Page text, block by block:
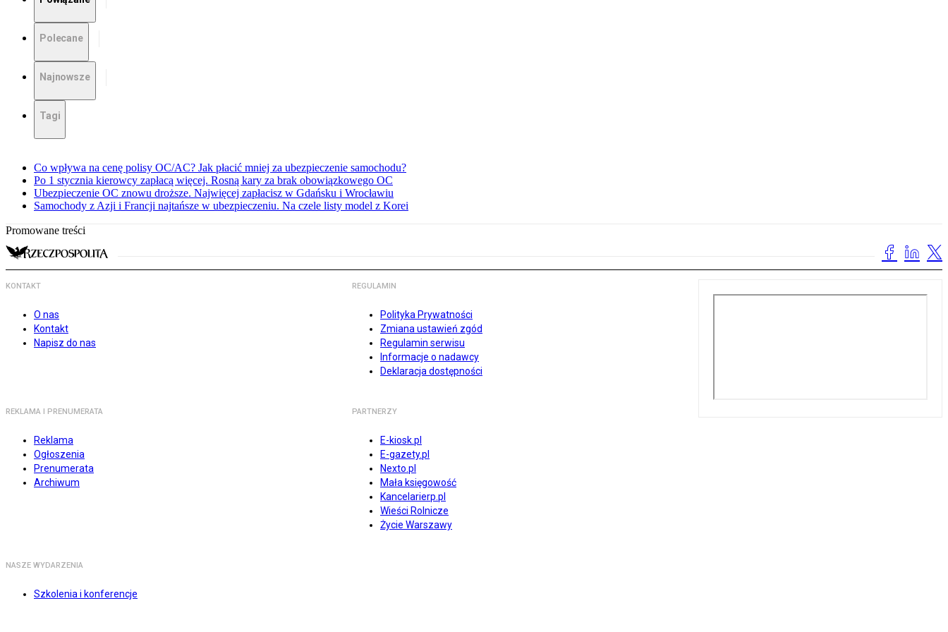
Polecane
Najnowsze
Tagi
Co wpływa na cenę polisy OC/AC? Jak płacić mniej za ubezpieczenie samochodu?
Po 1 stycznia kierowcy zapłacą więcej. Rosną kary za brak obowiązkowego OC
Ubezpieczenie OC znowu droższe. Najwięcej zapłacisz w Gdańsku i Wrocławiu
Samochody z Azji i Francji najtańsze w ubezpieczeniu. Na czele listy model z Korei
Promowane treści
KONTAKT
O nas
Kontakt
Napisz do nas
REGULAMIN
Polityka Prywatności
Zmiana ustawień zgód
Regulamin serwisu
Informacje o nadawcy
Deklaracja dostępności
REKLAMA I PRENUMERATA
Reklama
Ogłoszenia
Prenumerata
Archiwum
PARTNERZY
E-kiosk.pl
E-gazety.pl
Nexto.pl
Mała księgowość
Kancelarierp.pl
Wieści Rolnicze
Życie Warszawy
NASZE WYDARZENIA
Szkolenia i konferencje